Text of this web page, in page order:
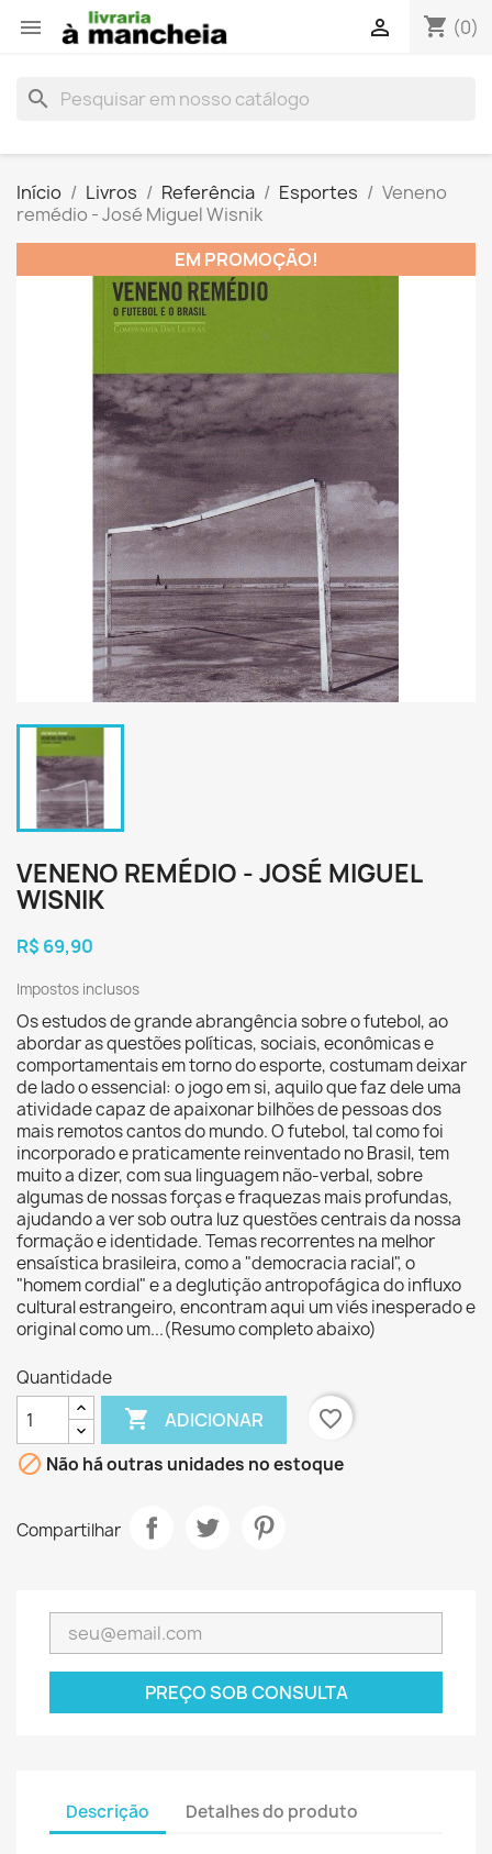
 shopping_cart (0)

search
Início Livros Referência Esportes
Veneno
remédio - José Miguel Wisnik
EM PROMOÇÃO!
VENENO REMÉDIO - JOSÉ MIGUEL
WISNIK
R$ 69,90
Impostos inclusos
Os estudos de grande abrangência sobre o futebol, ao
abordar as questões políticas, sociais, econômicas e
comportamentais em torno do esporte, costumam deixar
de lado o essencial: o jogo em si, aquilo que faz dele uma
atividade capaz de apaixonar bilhões de pessoas dos
mais remotos cantos do mundo. O futebol, tal como foi
incorporado e praticamente reinventado no Brasil, tem
muito a dizer, com sua linguagem não-verbal, sobre
algumas de nossas forças e fraquezas mais profundas,
ajudando a ver sob outra luz questões centrais da nossa
formação e identidade. Temas recorrentes na melhor
ensaística brasileira, como a "democracia racial", o
"homem cordial" e a deglutição antropofágica do influxo
cultural estrangeiro, encontram aqui um viés inesperado e
original como um...(Resumo completo abaixo)
Quantidade
 ADICIONAR
favorite_border
 Não há outras unidades no estoque
Compartilhar
PREÇO SOB CONSULTA
Descrição Detalhes do produto